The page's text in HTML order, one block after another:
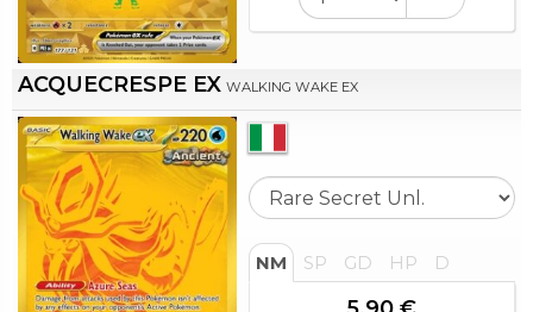
ACQUECRESPE EX WALKING WAKE EX
NM SP GD HP D